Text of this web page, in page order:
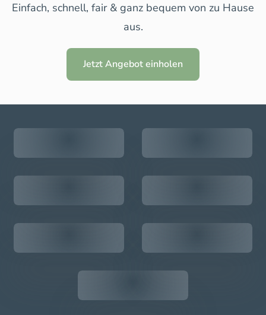
Einfach, schnell, fair & ganz bequem von zu Hause
aus.
Jetzt Angebot einholen